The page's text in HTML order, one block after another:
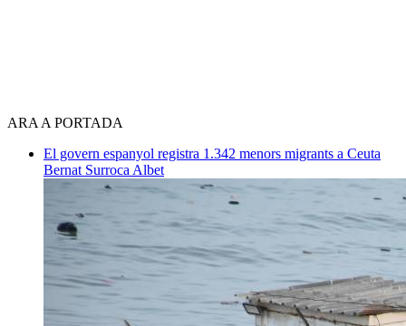
ARA A PORTADA
El govern espanyol registra 1.342 menors migrants a Ceuta
Bernat Surroca Albet